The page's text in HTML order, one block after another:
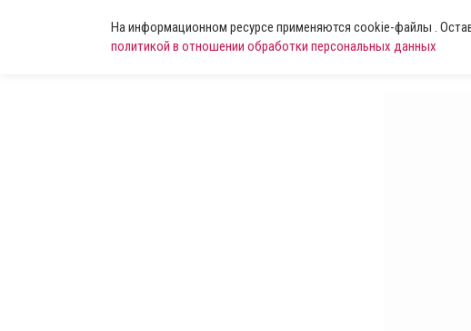
На информационном ресурсе применяются cookie-файлы .
политикой в отношении обработки персональных данных